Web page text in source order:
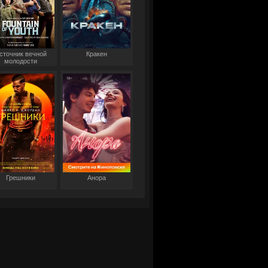
вечной
молодости
Кракен
Грешники Анора